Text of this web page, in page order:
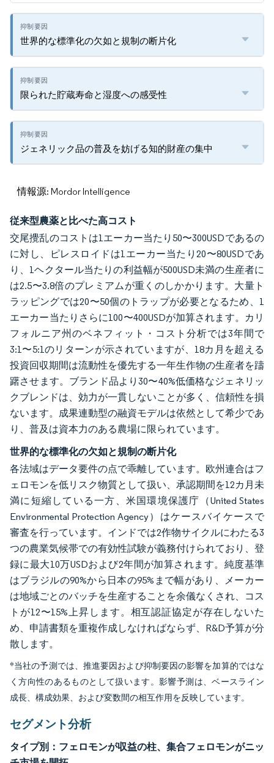
世界的な標準化の欠如と規制の断片化
限られた貯蔵寿命と湿度への感受性
ジェネリック品の普及を妨げる知的財産の集中
情報源: Mordor Intelligence
従来型農薬と比べた高コスト
交尾攪乱のコストは1エーカー当たり50〜300USDであるの
に対し、ピレスロイドは1エーカー当たり20〜80USDであ
り、1ヘクタール当たりの利益幅が500USD未満の生産者に
は2.5〜3.8倍のプレミアムが重くのしかかります。大量ト
ラッピングでは20〜50個のトラップが必要となるため、1
エーカー当たりさらに100〜400USDが加算されます。カリ
フォルニア州のベネフィット・コスト分析では3年間で
3:1〜5:1のリターンが示されていますが、18カ月を超える
投資回収期間は流動性を優先する一年生作物の生産者を躊
躇させます。ブランド品より30〜40%低価格なジェネリッ
クブレンドは、効力が一貫しないことが多く、信頼性を損
ないます。成果連動型の融資モデルは依然として希少であ
り、普及は資本力のある農場に限られています。
世界的な標準化の欠如と規制の断片化
各法域はデータ要件の点で乖離しています。欧州連合はフ
ェロモンを低リスク物質として扱い、承認期間を12カ月未
満に短縮している一方、米国環境保護庁（United States
Environmental Protection Agency）はケースバイケースで
審査を行っています。インドでは2作物サイクルにわたる3
つの農業気候帯での有効性試験が義務付けられており、登
録に最大10万USDおよび2年間が加算されます。純度基準
はブラジルの90%から日本の95%まで幅があり、メーカー
は地域ごとのバッチを生産することを余儀なくされ、コス
トが12〜15%上昇します。相互認証協定が存在しないた
め、申請書類を重複作成しなければならず、R&D予算が分
散します。
*当社の予測では、推進要因および抑制要因の影響を加算的ではな
く方向性のあるものとして扱います。影響予測は、ベースライン
成長、構成効果、および変数間の相互作用を反映しています。
セグメント分析
タイプ別：フェロモンが収益の柱、集合フェロモンがニッ